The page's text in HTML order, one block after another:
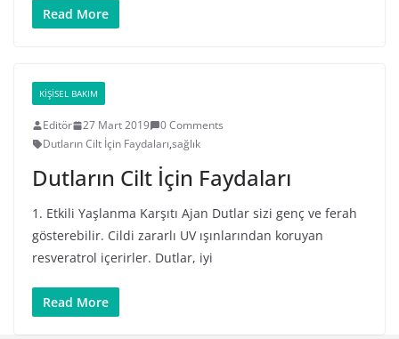
Read More
KIŞISEL BAKIM
Editör 27 Mart 2019
0 Comments
Dutların Cilt İçin Faydaları,sağlık
Dutların Cilt İçin Faydaları
1. Etkili Yaşlanma Karşıtı Ajan Dutlar sizi genç ve ferah
gösterebilir. Cildi zararlı UV ışınlarından koruyan
resveratrol içerirler. Dutlar, iyi
Read More